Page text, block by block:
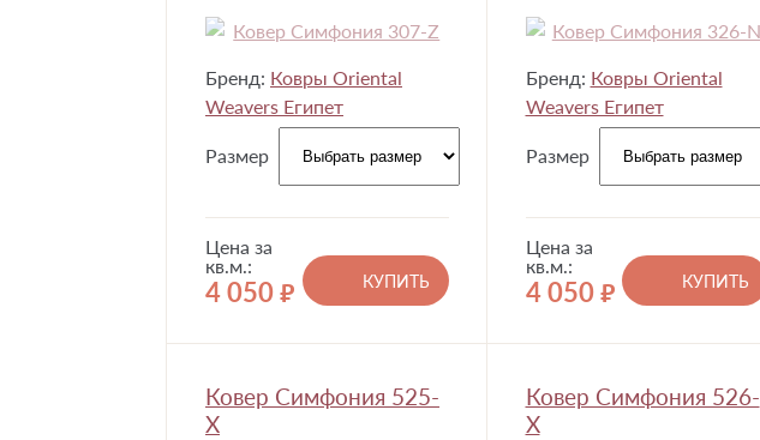
Бренд: Ковры Oriental
Weavers Египет
Размер
Цена за
кв.м.:
4 050 руб.
КУПИТЬ
Бренд: Ковры Oriental
Weavers Египет
Размер
Цена за
кв.м.:
4 050 руб.
КУПИТЬ
Ковер Симфония 525-
X
Ковер Симфония 526-
X